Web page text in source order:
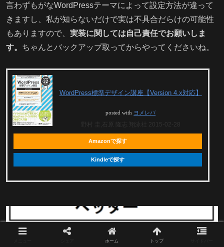
言わずもがなWordPressテーマによって設定方法が違って
きますし、私が知らないだけで実は不具合だらけの可能性
もありますので、 実装に関しては自己責任でお願いしま
す。 ちゃんとバックアップ取ってからやってくださいね。
WordPress標準デザイン講座【Version 4.x対応】
posted with ヨメレバ
野村 圭,石原 隆志 翔泳社 2015-02-28
Amazonで探す
Kindleで探す
ホーム トップ